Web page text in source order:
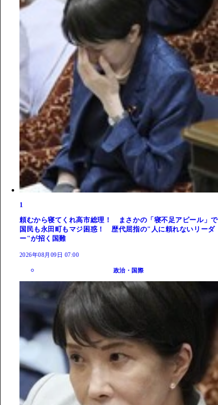
1
頼むから寝てくれ高市総理！ まさかの「寝不足アピール」で
国民も永田町もマジ困惑！ 歴代屈指の"人に頼れないリーダ
ー"が招く国難
2026年08月09日 07:00
政治・国際